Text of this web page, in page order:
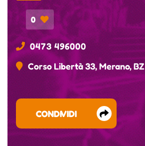
0
0473 496000
Corso Libertà 33, Merano, BZ
CONDIVIDI